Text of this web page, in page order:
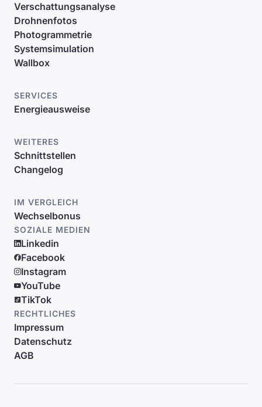
Verschattungsanalyse
Drohnenfotos
Photogrammetrie
Systemsimulation
Wallbox
SERVICES
Energieausweise
WEITERES
Schnittstellen
Changelog
IM VERGLEICH
Wechselbonus
SOZIALE MEDIEN
Linkedin
Facebook
Instagram
YouTube
TikTok
RECHTLICHES
Impressum
Datenschutz
AGB